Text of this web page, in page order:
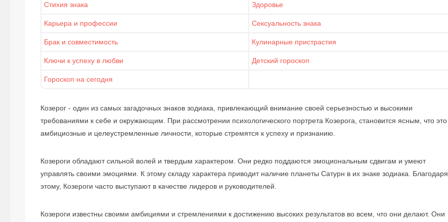
Стихия знака Здоровье
Карьера и профессии Сексуальность знака
Брак и совместимость Кулинарные пристрастия
Ключи к успеху в любви Детский гороскоп
Гороскоп на сегодня
Козерог - один из самых загадочных знаков зодиака, привлекающий внимание своей серьезностью и высокими
требованиями к себе и окружающим. При рассмотрении психологического портрета Козерога, становится ясным, что это
амбициозные и целеустремленные личности, которые стремятся к успеху и признанию.
Козероги обладают сильной волей и твердым характером. Они редко поддаются эмоциональным сдвигам и умеют
управлять своими эмоциями. К этому складу характера приводит наличие планеты Сатурн в их знаке зодиака. Благодаря
этому, Козероги часто выступают в качестве лидеров и руководителей.
Козероги известны своими амбициями и стремлениями к достижению высоких результатов во всем, что они делают. Они